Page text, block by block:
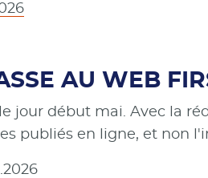
AU WEB
jour début mai. Avec la
publiés en ligne, et non